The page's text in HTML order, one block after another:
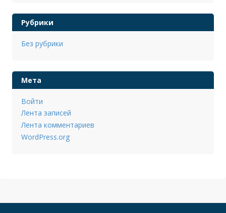
Рубрики
Без рубрики
Мета
Войти
Лента записей
Лента комментариев
WordPress.org